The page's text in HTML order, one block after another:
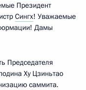
Президент
Сингх! Уважаемые
Дамы
Председателя
Ху Цзиньтао
саммита.